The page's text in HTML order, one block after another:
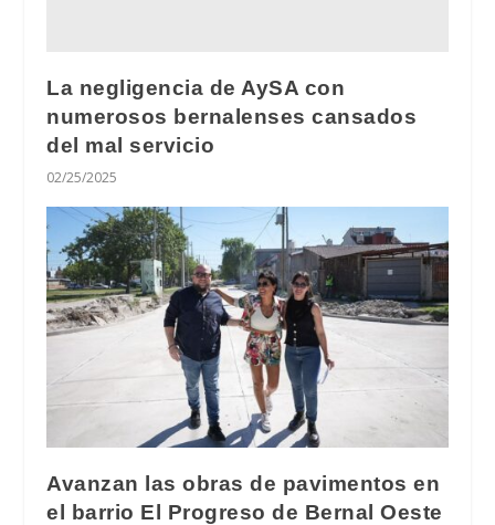
La negligencia de AySA con
numerosos bernalenses cansados
del mal servicio
02/25/2025
Avanzan las obras de pavimentos en
el barrio El Progreso de Bernal Oeste